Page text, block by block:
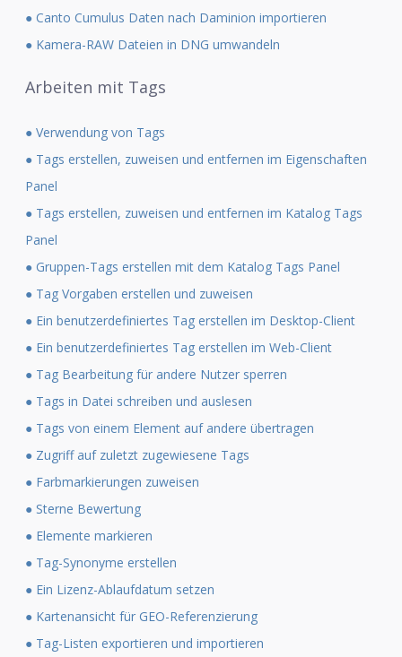
● Canto Cumulus Daten nach Daminion importieren
● Kamera-RAW Dateien in DNG umwandeln
Arbeiten mit Tags
● Verwendung von Tags
● Tags erstellen, zuweisen und entfernen im Eigenschaften
Panel
● Tags erstellen, zuweisen und entfernen im Katalog Tags
Panel
● Gruppen-Tags erstellen mit dem Katalog Tags Panel
● Tag Vorgaben erstellen und zuweisen
● Ein benutzerdefiniertes Tag erstellen im Desktop-Client
● Ein benutzerdefiniertes Tag erstellen im Web-Client
● Tag Bearbeitung für andere Nutzer sperren
● Tags in Datei schreiben und auslesen
● Tags von einem Element auf andere übertragen
● Zugriff auf zuletzt zugewiesene Tags
● Farbmarkierungen zuweisen
● Sterne Bewertung
● Elemente markieren
● Tag-Synonyme erstellen
● Ein Lizenz-Ablaufdatum setzen
● Kartenansicht für GEO-Referenzierung
● Tag-Listen exportieren und importieren